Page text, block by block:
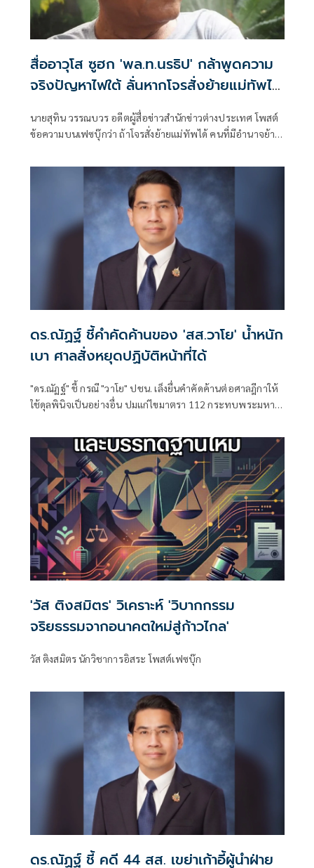
สื่ออาวุโส ซูฮก 'พล.ท.นรธิป' กล้าพูดความ
จริงปัญหาไฟใต้ ลั่นหากโจรสั่งย้ายแม่ทัพได้
คนมีอำนาจย้ายไปเลี้ยงควายดีกว่า
นายสุทิน วรรณบวร อดีตผู้สื่อข่าวสำนักข่าวต่างประเทศ โพสต์
ข้อความบนเฟซบุ๊กว่า ถ้าโจรสั่งย้ายแม่ทัพได้ คนที่มีอำนาจย้าย
ดร.ณัฏฐ์ ชี้คำคัดค้านของ 'สส.วาโย' น้ำหนัก
เบา ศาลสั่งหยุดปฏิบัติหน้าที่ได้
"ดร.ณัฏฐ์" ชี้ กรณี "วาโย" ปชน. เล็งยื่นคำคัดค้านต่อศาลฎีกาให้
ใช้ดุลพินิจเป็นอย่างอื่น ปมแก่ไขมาตรา 112 กระทบพระมหา
'วัส ติงสมิตร' วิเคราะห์ 'วิบากกรรม
จริยธรรมจากอนาคตใหม่สู่ก้าวไกล'
วัส ติงสมิตร นักวิชาการอิสระ โพสต์เฟซบุ๊ก
ดร.ณัฏฐ์ ชี้ คดี 44 สส. เขย่าเก้าอี้ผู้นำฝ่าย